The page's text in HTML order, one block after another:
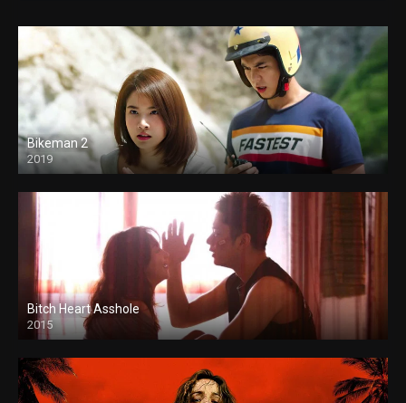
Bikeman 2
2019
Bitch Heart Asshole
2015